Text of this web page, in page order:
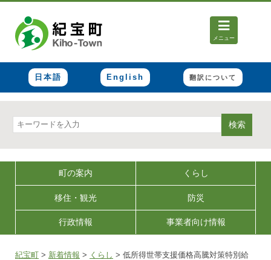
メニュー
日本語 English 翻訳について
検索
町の案内 くらし
移住・観光 防災
行政情報 事業者向け情報
紀宝町 > 新着情報 > くらし > 低所得世帯支援価格高騰対策特別給